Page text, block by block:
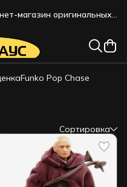
магазин оригинальных
магазин оригинальных
Funko Pop Chase
Сортировка